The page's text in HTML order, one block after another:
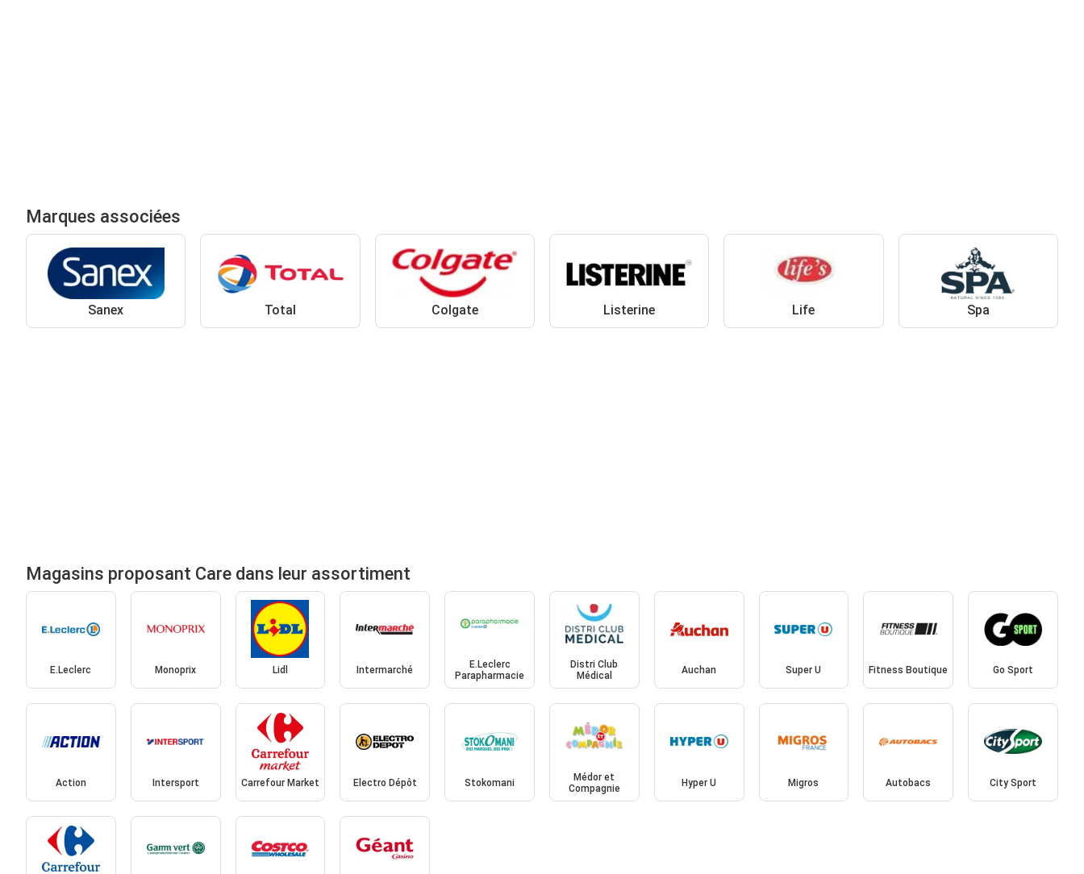
Marques associées
Sanex Total Colgate Listerine Life Spa
Magasins proposant Care dans leur assortiment
E.Leclerc Monoprix Lidl Intermarché
E.Leclerc
Parapharmacie
Distri Club
Médical
Auchan Super U Fitness Boutique Go Sport
Action Intersport Carrefour Market Electro Dépôt Stokomani
Médor et
Compagnie
Hyper U Migros Autobacs City Sport